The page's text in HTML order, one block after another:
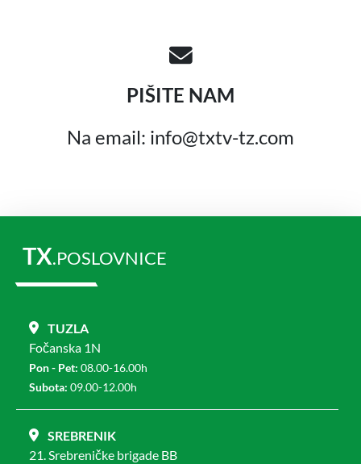
PIŠITE NAM
Na email: info@txtv-tz.com
TX.POSLOVNICE
TUZLA
Fočanska 1N
Pon - Pet: 08.00-16.00h
Subota: 09.00-12.00h
SREBRENIK
21. Srebreničke brigade BB